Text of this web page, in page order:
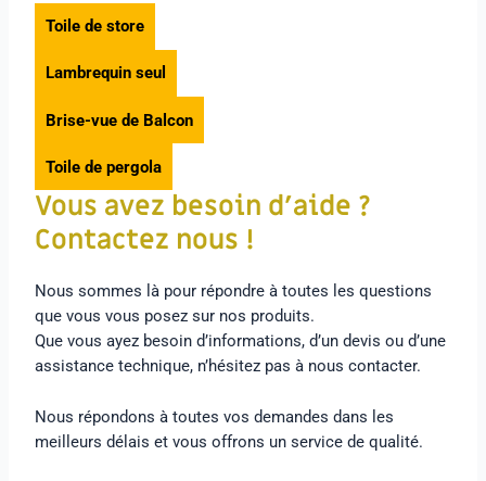
Toile de store
Lambrequin seul
Brise-vue de Balcon
Toile de pergola
Vous avez besoin d’aide ?
Contactez nous !
Nous sommes là pour répondre à toutes les questions
que vous vous posez sur nos produits.
Que vous ayez besoin d’informations, d’un devis ou d’une
assistance technique, n’hésitez pas à nous contacter.
Nous répondons à toutes vos demandes dans les
meilleurs délais et vous offrons un service de qualité.